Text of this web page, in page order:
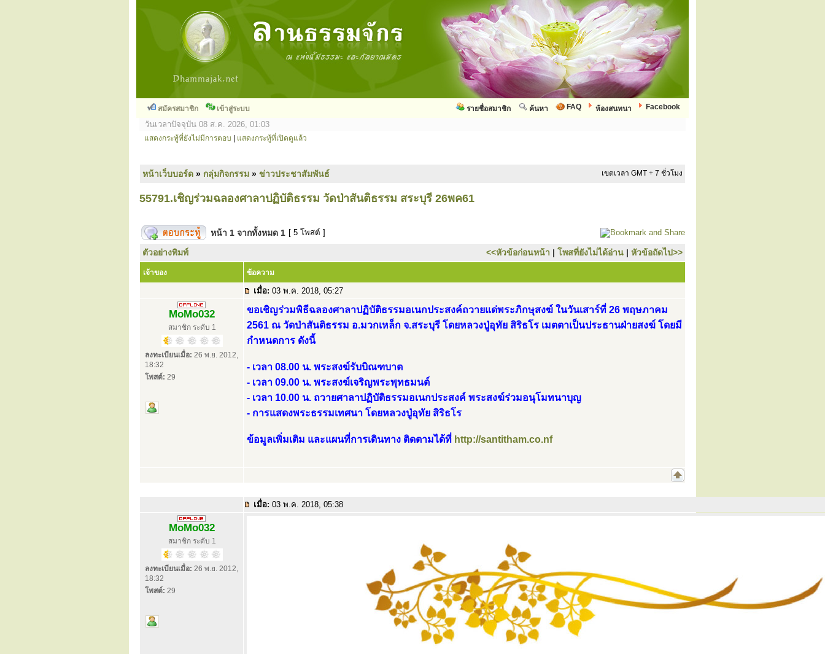
สมัครสมาชิก เข้าสู่ระบบ Facebook
ห้องสนทนา
FAQ
ค้นหา
รายชื่อสมาชิก
วันเวลาปัจจุบัน 08 ส.ค. 2026, 01:03
แสดงกระทู้ที่ยังไม่มีการตอบ แสดงกระทู้ที่เปิดดูแล้ว
หน้าเว็บบอร์ด » กลุ่มกิจกรรม » ข่าวประชาสัมพันธ์ เขตเวลา GMT + 7 ชั่วโมง
55791.เชิญร่วมฉลองศาลาปฏิบัติธรรม วัดป่าสันติธรรม สระบุรี 26พค61
หน้า 1 จากทั้งหมด 1 [ 5 โพสต์ ]
ตัวอย่างพิมพ์ <<หัวข้อก่อนหน้า | โพสที่ยังไม่ได้อ่าน | หัวข้อถัดไป>>
เจ้าของ ข้อความ
เมื่อ: 03 พ.ค. 2018, 05:27
MoMo032
สมาชิก ระดับ 1
ลงทะเบียนเมื่อ: 26 พ.ย. 2012,
18:32
โพสต์: 29
ขอเชิญร่วมพิธีฉลองศาลาปฏิบัติธรรมอเนกประสงค์ถวายแด่พระภิกษุสงฆ์ ในวันเสาร์ที่ 26 พฤษภาคม
2561 ณ วัดป่าสันติธรรม อ.มวกเหล็ก จ.สระบุรี โดยหลวงปู่อุทัย สิริธโร เมตตาเป็นประธานฝ่ายสงฆ์ โดยมี
กำหนดการ ดังนี้
- เวลา 08.00 น. พระสงฆ์รับบิณฑบาต
- เวลา 09.00 น. พระสงฆ์เจริญพระพุทธมนต์
- เวลา 10.00 น. ถวายศาลาปฏิบัติธรรมอเนกประสงค์ พระสงฆ์ร่วมอนุโมทนาบุญ
- การแสดงพระธรรมเทศนา โดยหลวงปู่อุทัย สิริธโร
ข้อมูลเพิ่มเติม และแผนที่การเดินทาง ติดตามได้ที่ http://santitham.co.nf
เมื่อ: 03 พ.ค. 2018, 05:38
MoMo032
สมาชิก ระดับ 1
ลงทะเบียนเมื่อ: 26 พ.ย. 2012,
18:32
โพสต์: 29